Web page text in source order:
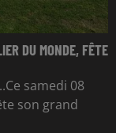
DU MONDE, FÊTE
samedi 08
son grand